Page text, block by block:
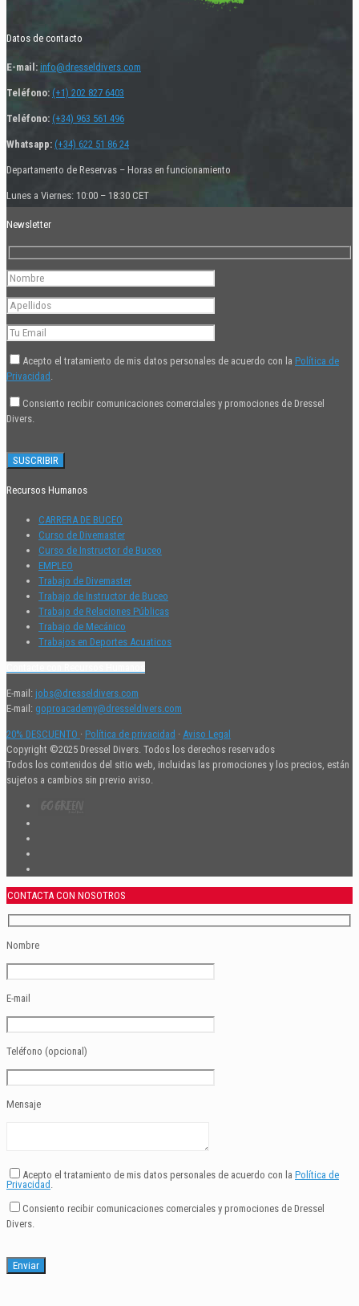
Datos de contacto
E-mail: info@dresseldivers.com
Teléfono: (+1) 202 827 6403
Teléfono: (+34) 963 561 496
Whatsapp: (+34) 622 51 86 24
Departamento de Reservas – Horas en funcionamiento
Lunes a Viernes: 10:00 – 18:30 CET
Newsletter
Acepto el tratamiento de mis datos personales de acuerdo con la Política de
Privacidad .
Consiento recibir comunicaciones comerciales y promociones de Dressel
Divers.
Recursos Humanos
CARRERA DE BUCEO
Curso de Divemaster
Curso de Instructor de Buceo
EMPLEO
Trabajo de Divemaster
Trabajo de Instructor de Buceo
Trabajo de Relaciones Públicas
Trabajo de Mecánico
Trabajos en Deportes Acuaticos
E-mail: jobs@dresseldivers.com
E-mail: goproacademy@dresseldivers.com
20% DESCUENTO · Política de privacidad · Aviso Legal
Copyright ©2025 Dressel Divers. Todos los derechos reservados
Todos los contenidos del sitio web, incluidas las promociones y los precios, están
sujetos a cambios sin previo aviso.
CONTACTA CON NOSOTROS
Nombre
E-mail
Teléfono (opcional)
Mensaje
Acepto el tratamiento de mis datos personales de acuerdo con la Política de
Privacidad .
Consiento recibir comunicaciones comerciales y promociones de Dressel
Divers.